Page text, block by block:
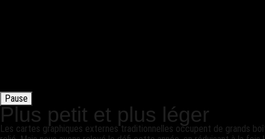
Pause
Plus petit et plus léger
Les cartes graphiques externes traditionnelles occupent de grands